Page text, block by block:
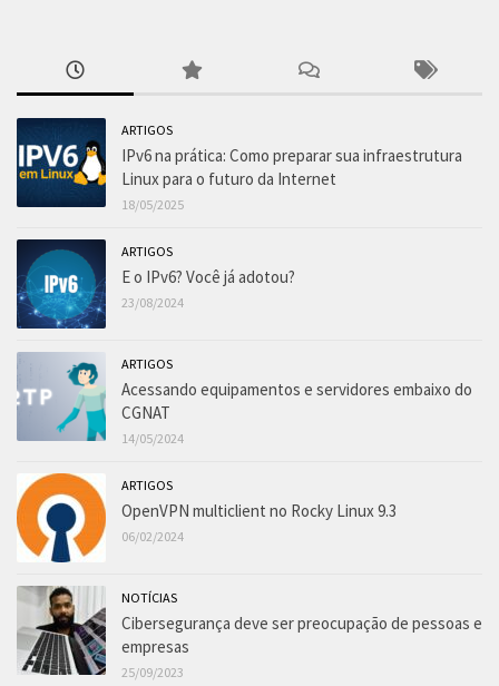
ARTIGOS
IPv6 na prática: Como preparar sua infraestrutura
Linux para o futuro da Internet
18/05/2025
ARTIGOS
E o IPv6? Você já adotou?
23/08/2024
ARTIGOS
Acessando equipamentos e servidores embaixo do
CGNAT
14/05/2024
ARTIGOS
OpenVPN multiclient no Rocky Linux 9.3
06/02/2024
NOTÍCIAS
Cibersegurança deve ser preocupação de pessoas e
empresas
25/09/2023